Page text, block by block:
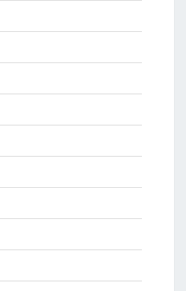
E
I
I
O
U